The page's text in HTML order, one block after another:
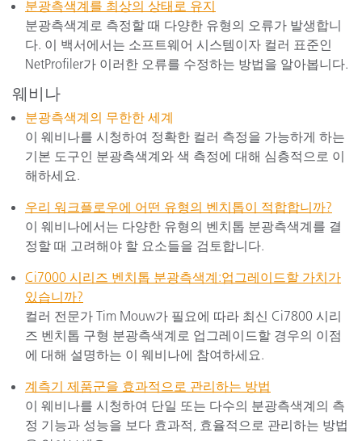
분광측색계를 최상의 상태로 유지
분광측색계로 측정할 때 다양한 유형의 오류가 발생합니
다. 이 백서에서는 소프트웨어 시스템이자 컬러 표준인
NetProfiler가 이러한 오류를 수정하는 방법을 알아봅니다.
웨비나
분광측색계의 무한한 세계
이 웨비나를 시청하여 정확한 컬러 측정을 가능하게 하는
기본 도구인 분광측색계와 색 측정에 대해 심층적으로 이
해하세요.
우리 워크플로우에 어떤 유형의 벤치톱이 적합합니까?
이 웨비나에서는 다양한 유형의 벤치톱 분광측색계를 결
정할 때 고려해야 할 요소들을 검토합니다.
Ci7000 시리즈 벤치톱 분광측색계:업그레이드할 가치가
있습니까?
컬러 전문가 Tim Mouw가 필요에 따라 최신 Ci7800 시리
즈 벤치톱 구형 분광측색계로 업그레이드할 경우의 이점
에 대해 설명하는 이 웨비나에 참여하세요.
계측기 제품군을 효과적으로 관리하는 방법
이 웨비나를 시청하여 단일 또는 다수의 분광측색계의 측
정 기능과 성능을 보다 효과적, 효율적으로 관리하는 방법